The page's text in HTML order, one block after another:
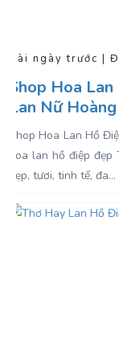
Vài ngày trước |
Shop Hoa
Lan Nữ Hoàng
Shop Hoa Lan Hồ
hoa lan hồ điệp
đẹp, tươi, tinh tế, đa...